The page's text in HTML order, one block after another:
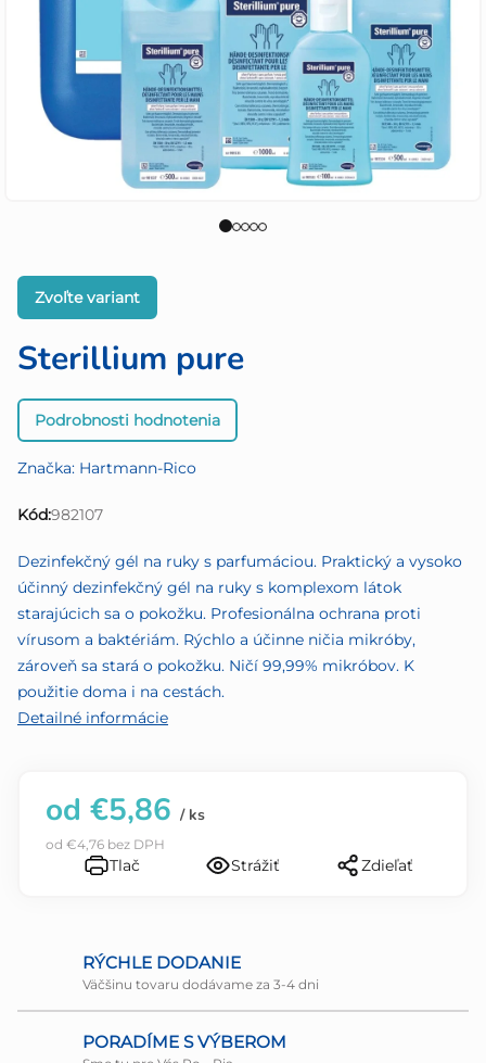
Sterillium pure
Priemerné
hodnotenie
je
0,0
5
hviezdičiek.
Podrobnosti hodnotenia
Značka: Hartmann-Rico
Kód:982107
Zvoľte variant
Dezinfekčný gél na ruky s parfumáciou. Praktický a vysoko
účinný dezinfekčný gél na ruky s komplexom látok
starajúcich sa o pokožku. Profesionálna ochrana proti
vírusom a baktériám. Rýchlo a účinne ničia mikróby,
zároveň sa stará o pokožku. Ničí 99,99% mikróbov. K
použitie doma i na cestách.
Detailné informácie
od €5,86 / ks
od €4,76 bez DPH
Tlač Strážiť Zdieľať
RÝCHLE DODANIE
Väčšinu tovaru dodávame za 3-4 dni
PORADÍME S VÝBEROM